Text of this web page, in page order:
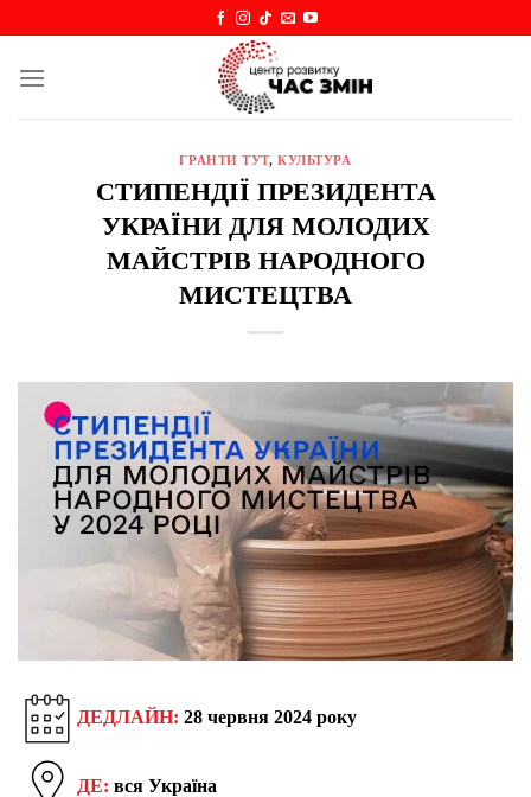
content
ГРАНТИ ТУТ,КУЛЬТУРА
СТИПЕНДІЇ ПРЕЗИДЕНТА
УКРАЇНИ ДЛЯ МОЛОДИХ
МАЙСТРІВ НАРОДНОГО
МИСТЕЦТВА
ДЕДЛАЙН: 28 червня 2024 року
ДЕ: вся Україна